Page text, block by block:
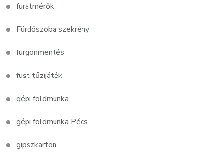
furatmérők
Fürdőszoba szekrény
furgonmentés
füst tűzijáték
gépi földmunka
gépi földmunka Pécs
gipszkarton